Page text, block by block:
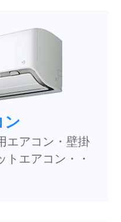
ン
エアコン・壁掛
エアコン・・